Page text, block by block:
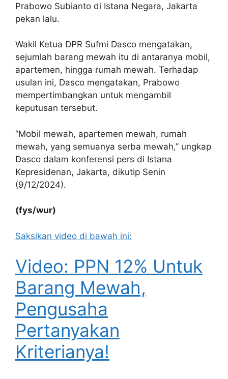
Prabowo Subianto di Istana Negara, Jakarta
pekan lalu.
Wakil Ketua DPR Sufmi Dasco mengatakan,
sejumlah barang mewah itu di antaranya mobil,
apartemen, hingga rumah mewah. Terhadap
usulan ini, Dasco mengatakan, Prabowo
mempertimbangkan untuk mengambil
keputusan tersebut.
“Mobil mewah, apartemen mewah, rumah
mewah, yang semuanya serba mewah,” ungkap
Dasco dalam konferensi pers di Istana
Kepresidenan, Jakarta, dikutip Senin
(9/12/2024).
(fys/wur)
Saksikan video di bawah ini:
Video: PPN 12% Untuk
Barang Mewah,
Pengusaha
Pertanyakan
Kriterianya!